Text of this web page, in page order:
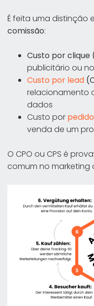
É feita uma distinção
comissão:
Custo por clique
publicitário ou
Custo por lead
relacionamento
dados
Custo por pedido
venda de um
O CPO ou CPS é
comum no marketing